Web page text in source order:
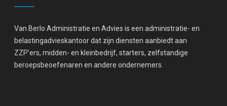
Van Berlo Administratie en Advies is een administratie- en
belastingadvieskantoor dat zijn diensten aanbiedt aan
ZZP’ers, midden- en kleinbedrijf, starters, zelfstandige
beroepsbeoefenaren en andere ondernemers.